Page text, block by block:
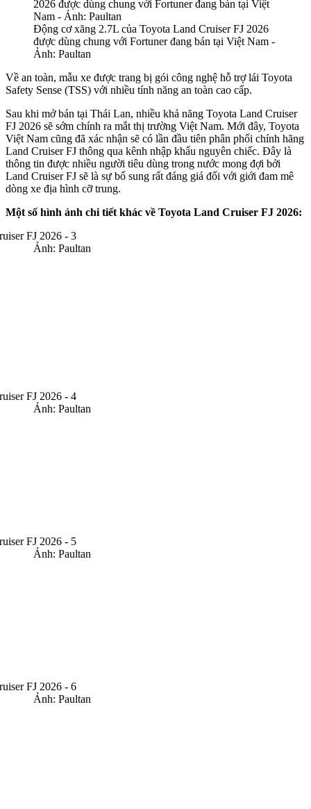
Động cơ xăng 2.7L của Toyota Land Cruiser FJ 2026
được dùng chung với Fortuner đang bán tại Việt Nam -
Ảnh: Paultan
Về an toàn, mẫu xe được trang bị gói công nghệ hỗ trợ lái Toyota
Safety Sense (TSS) với nhiều tính năng an toàn cao cấp.
Sau khi mở bán tại Thái Lan, nhiều khả năng Toyota Land Cruiser
FJ 2026 sẽ sớm chính ra mắt thị trường Việt Nam. Mới đây, Toyota
Việt Nam cũng đã xác nhận sẽ có lần đầu tiên phân phối chính hãng
Land Cruiser FJ thông qua kênh nhập khẩu nguyên chiếc. Đây là
thông tin được nhiều người tiêu dùng trong nước mong đợi bởi
Land Cruiser FJ sẽ là sự bổ sung rất đáng giá đối với giới đam mê
dòng xe địa hình cỡ trung.
Một số hình ảnh chi tiết khác về Toyota Land Cruiser FJ 2026:
Ảnh: Paultan
Ảnh: Paultan
Ảnh: Paultan
Ảnh: Paultan